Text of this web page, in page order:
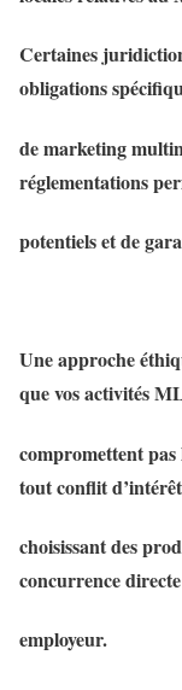
Certaines
obligations
de marketing
réglementations
potentiels et de
Une approche
que vos activités
compromettent
tout conflit
choisissant des
concurrence
employeur.